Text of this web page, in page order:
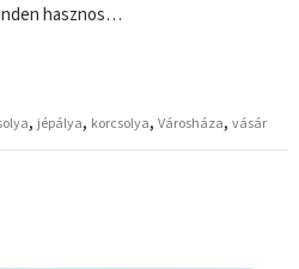
hasznos…
, jépálya, korcsolya,Városháza,vásár